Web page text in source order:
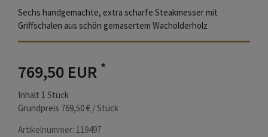
Sechs handgemachte, extra scharfe Steakmesser mit
Griffschalen aus schön gemasertem Wacholderholz
769,50 EUR *
Inhalt 1 Stück
Grundpreis 769,50 € / Stück
Artikelnummer: 119497